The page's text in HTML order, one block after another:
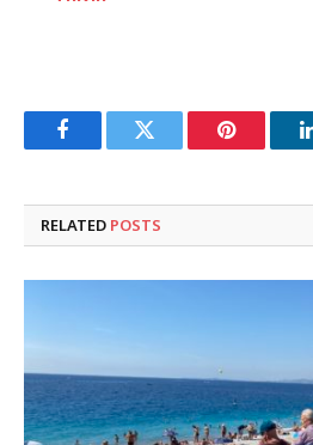
FacebookTwitter Pinterest
RELATED POSTS